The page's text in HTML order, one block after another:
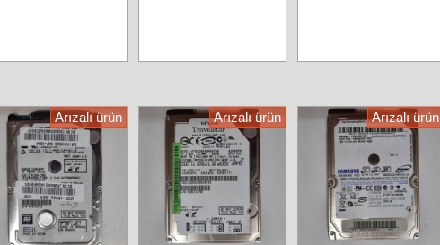
Arızalı ürün Arızalı ürün Arızalı ürün